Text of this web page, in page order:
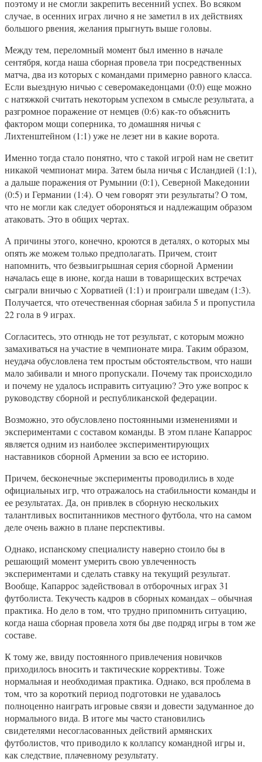
поэтому и не смогли закрепить весенний успех. Во всяком
случае, в осенних играх лично я не заметил в их действиях
большого рвения, желания прыгнуть выше головы.
Между тем, переломный момент был именно в начале
сентября, когда наша сборная провела три посредственных
матча, два из которых с командами примерно равного класса.
Если выездную ничью с северомакедонцами (0:0) еще можно
с натяжкой считать некоторым успехом в смысле результата, а
разгромное поражение от немцев (0:6) как-то объяснить
фактором мощи соперника, то домашняя ничья с
Лихтенштейном (1:1) уже не лезет ни в какие ворота.
Именно тогда стало понятно, что с такой игрой нам не светит
никакой чемпионат мира. Затем была ничья с Исландией (1:1),
а дальше поражения от Румынии (0:1), Северной Македонии
(0:5) и Германии (1:4). О чем говорят эти результаты? О том,
что не могли как следует обороняться и надлежащим образом
атаковать. Это в общих чертах.
А причины этого, конечно, кроются в деталях, о которых мы
опять же можем только предполагать. Причем, стоит
напомнить, что безвыигрышная серия сборной Армении
началась еще в июне, когда наши в товарищеских встречах
сыграли вничью с Хорватией (1:1) и проиграли шведам (1:3).
Получается, что отечественная сборная забила 5 и пропустила
22 гола в 9 играх.
Согласитесь, это отнюдь не тот результат, с которым можно
замахиваться на участие в чемпионате мира. Таким образом,
неудача обусловлена тем простым обстоятельством, что наши
мало забивали и много пропускали. Почему так происходило
и почему не удалось исправить ситуацию? Это уже вопрос к
руководству сборной и республиканской федерации.
Возможно, это обусловлено постоянными изменениями и
экспериментами с составом команды. В этом плане Капаррос
является одним из наиболее экспериментирующих
наставников сборной Армении за всю ее историю.
Причем, бесконечные эксперименты проводились в ходе
официальных игр, что отражалось на стабильности команды и
ее результатах. Да, он привлек в сборную нескольких
талантливых воспитанников местного футбола, что на самом
деле очень важно в плане перспективы.
Однако, испанскому специалисту наверно стоило бы в
решающий момент умерить свою увлеченность
экспериментами и сделать ставку на текущий результат.
Вообще, Капаррос задействовал в отборочных играх 31
футболиста. Текучесть кадров в сборных командах – обычная
практика. Но дело в том, что трудно припомнить ситуацию,
когда наша сборная провела хотя бы две подряд игры в том же
составе.
К тому же, ввиду постоянного привлечения новичков
приходилось вносить и тактические коррективы. Тоже
нормальная и необходимая практика. Однако, вся проблема в
том, что за короткий период подготовки не удавалось
полноценно наиграть игровые связи и довести задуманное до
нормального вида. В итоге мы часто становились
свидетелями несогласованных действий армянских
футболистов, что приводило к коллапсу командной игры и,
как следствие, плачевному результату.